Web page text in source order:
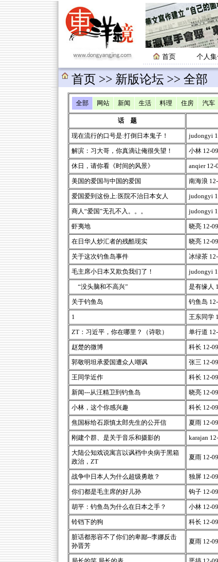
首页 个人
首页 >> 新版论坛 >> 全部
全部 网站 新闻 生活 料理 住房 汽车
话 题
现在流行的口号是:打倒日本鬼子！ judongyi
解滨：习大哥，你真滴让俺很失望！ 小林 12-
休日，请你看《时间的风景》 anqier 12-
美国的爱国与中国的爱国 南海浪
爱国爱到这份上:医院不治日本女人 judongyi
商人“爱国”无孔不入。。。 judongyi
虾夷地 晓亮 12-
在日华人炒汇者的残酷现实 晓亮 12-
关于这次钓鱼岛事件 冰绿茶
毛主席小日本又欺负我们了！ judongyi
“没头脑和不高兴” 是有缘人
关于钓鱼岛 钓鱼岛
1 王东同学
ZT：习近平，你在哪里？（诗歌） 单行道
赵楚的微博 科长 12-
郭敬明坦承爱国遭众人嘲讽 张三 12-
王同学近作 科长 12-
新闻---从汪精卫到钓鱼岛 晓亮 12-
小林，这个你感兴趣 科长 12-
焦国标给石原慎太郎先生的公开信 夏雨 12-
刚建个群、是关于音乐和摄影的 karajan
大陆公知戏说寓言以讽裆中央病于黑箱
政治，ZT
夏雨 12-
战争中日本人为什么超级勇敢？ 独屏 12-
你们都是毛主席的好儿孙 钩子 12-
胡平：钓鱼岛为什么在日本之手？ 小林 12-
铃铛下的狗 科长 12-
脏话都形容不了你们的卑鄙--李娜反击
孙晋芳
夏雨 12-